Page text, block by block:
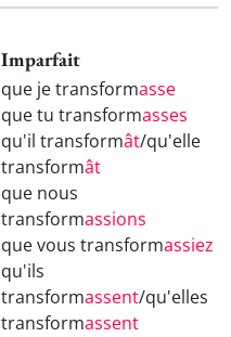
Imparfait
que je transformasse
que tu transformasses
qu'il transformât/qu'elle
transformât
que nous
transformassions
que vous transformassiez
qu'ils
transformassent/qu'elles
transformassent